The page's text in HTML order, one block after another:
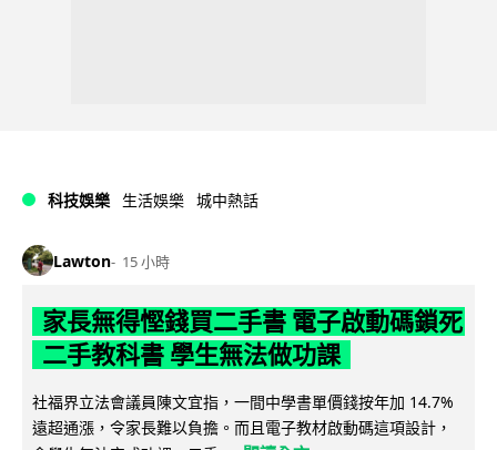
科技娛樂 生活娛樂 城中熱話
Lawton 15 小時
家長無得慳錢買二手書 電子啟動碼鎖死
二手教科書 學生無法做功課
社福界立法會議員陳文宜指，一間中學書單價錢按年加 14.7%
遠超通漲，令家長難以負擔。而且電子教材啟動碼這項設計，